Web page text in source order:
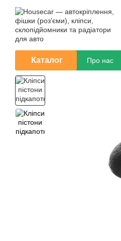
Перейти до основного контенту
Каталог Про нас